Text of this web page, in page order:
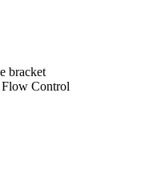
bracket
Control